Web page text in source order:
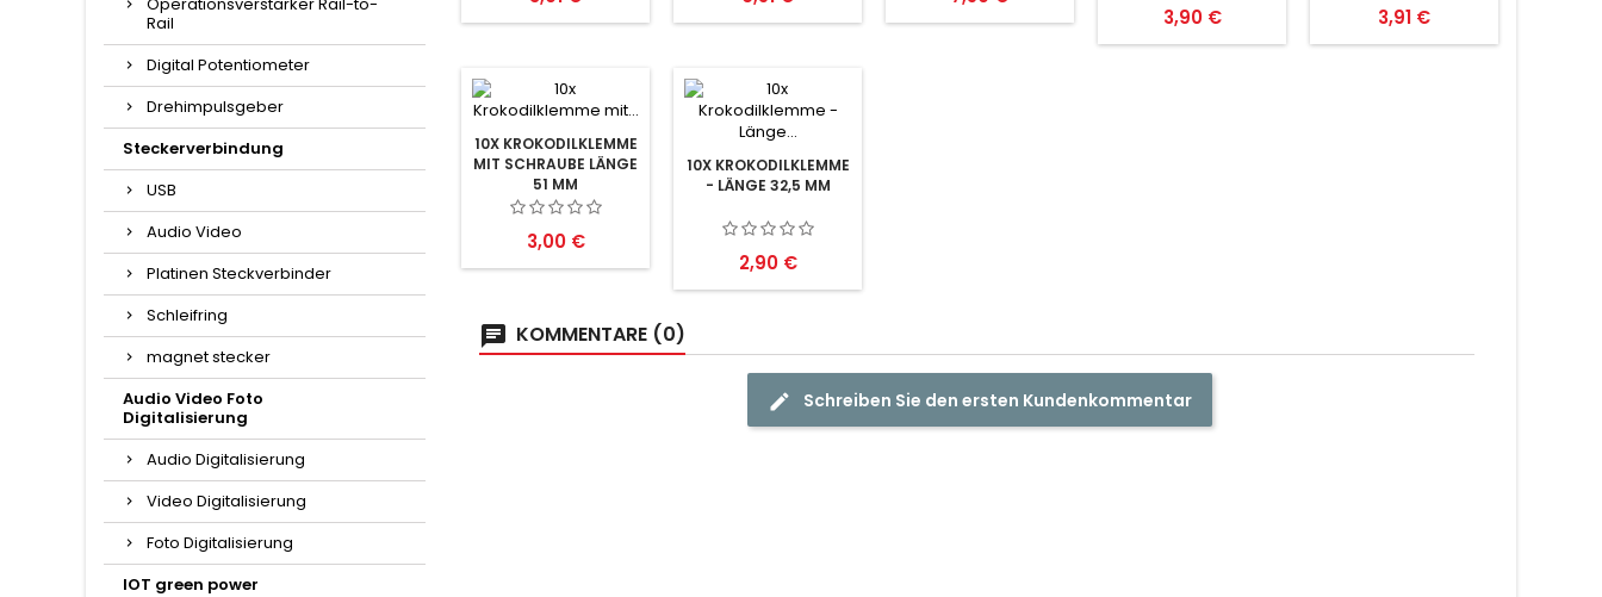
Rail
Digital Potentiometer
Drehimpulsgeber
Steckerverbindung
USB
Audio Video
Platinen Steckverbinder
Schleifring
magnet stecker
Audio Video Foto
Digitalisierung
Audio Digitalisierung
Video Digitalisierung
Foto Digitalisierung
IOT green power
Preis
3,90 € Preis
3,91 €
10X KROKODILKLEMME
MIT SCHRAUBE LÄNGE
51 MM
Preis
3,00 €
10X KROKODILKLEMME
- LÄNGE 32,5 MM
Preis
2,90 €
KOMMENTARE (0)
Schreiben Sie den ersten Kundenkommentar